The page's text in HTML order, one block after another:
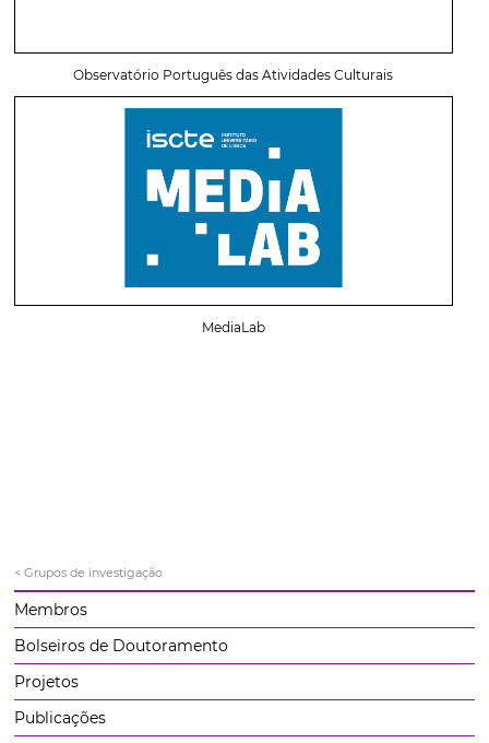
Observatório Português das Atividades Culturais
MediaLab
< Grupos de investigação
Membros
Bolseiros de Doutoramento
Projetos
Publicações